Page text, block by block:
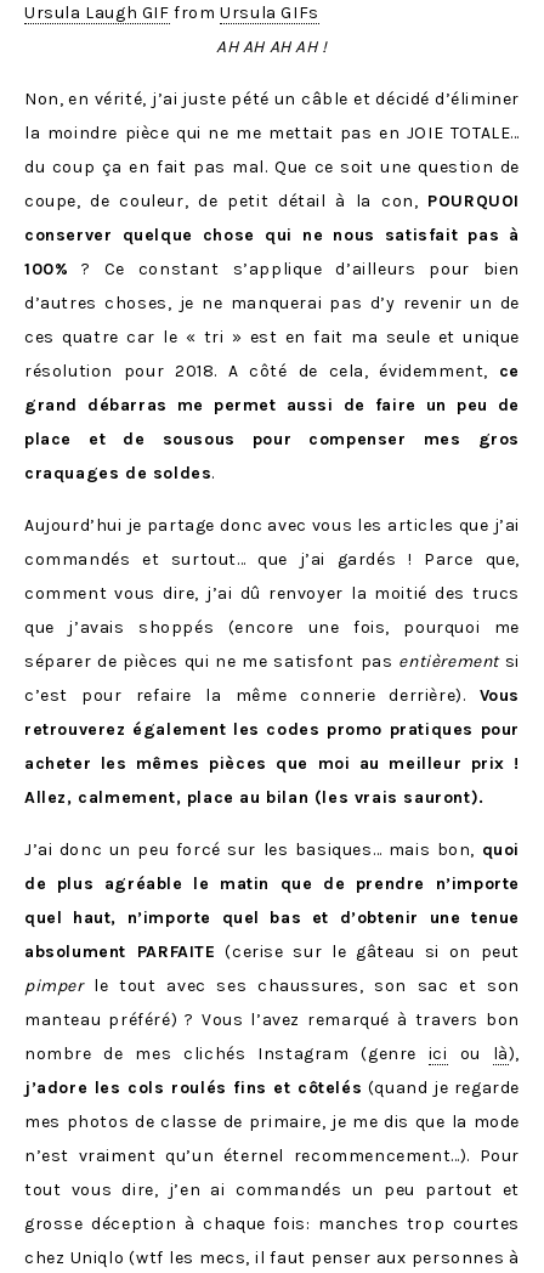
Ursula Laugh GIF fromUrsula GIFs
AH AH AH AH !
Non, en vérité, j’ai juste pété un câble et décidé d’éliminer
la moindre pièce qui ne me mettait pas en JOIE TOTALE…
du coup ça en fait pas mal. Que ce soit une question de
coupe, de couleur, de petit détail à la con, POURQUOI
conserver quelque chose qui ne nous satisfait pas à
100% ? Ce constant s’applique d’ailleurs pour bien
d’autres choses, je ne manquerai pas d’y revenir un de
ces quatre car le « tri » est en fait ma seule et unique
résolution pour 2018. A côté de cela, évidemment, ce
grand débarras me permet aussi de faire un peu de
place et de sousous pour compenser mes gros
craquages de soldes.
Aujourd’hui je partage donc avec vous les articles que j’ai
commandés et surtout… que j’ai gardés ! Parce que,
comment vous dire, j’ai dû renvoyer la moitié des trucs
que j’avais shoppés (encore une fois, pourquoi me
séparer de pièces qui ne me satisfont pas entièrementsi
c’est pour refaire la même connerie derrière). Vous
retrouverez également les codes promo pratiques pour
acheter les mêmes pièces que moi au meilleur prix !
Allez, calmement, place au bilan (les vrais sauront).
J’ai donc un peu forcé sur les basiques… mais bon, quoi
de plus agréable le matin que de prendre n’importe
quel haut, n’importe quel bas et d’obtenir une tenue
absolument PARFAITE (cerise sur le gâteau si on peut
pimperle tout avec ses chaussures, son sac et son
manteau préféré) ? Vous l’avez remarqué à travers bon
nombre de mes clichés Instagram (genre ici ou là),
j’adore les cols roulés fins et côtelés (quand je regarde
mes photos de classe de primaire, je me dis que la mode
n’est vraiment qu’un éternel recommencement…). Pour
tout vous dire, j’en ai commandés un peu partout et
grosse déception à chaque fois: manches trop courtes
chez Uniqlo (wtf les mecs, il faut penser aux personnes à